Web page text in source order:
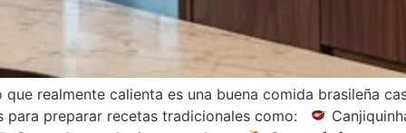
realmente calienta es una buena comida brasileña
para preparar recetas tradicionales como: